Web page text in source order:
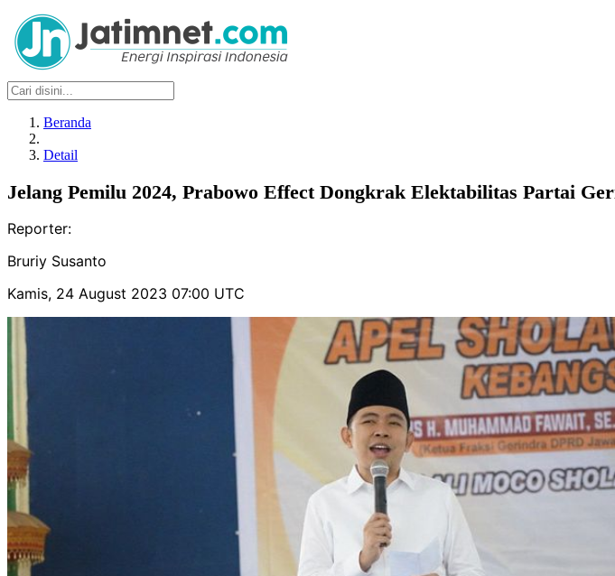
Beranda
Detail
Jelang Pemilu 2024, Prabowo Effect Dongkrak Elektabilitas Partai
Reporter:
Bruriy Susanto
Kamis, 24 August 2023 07:00 UTC